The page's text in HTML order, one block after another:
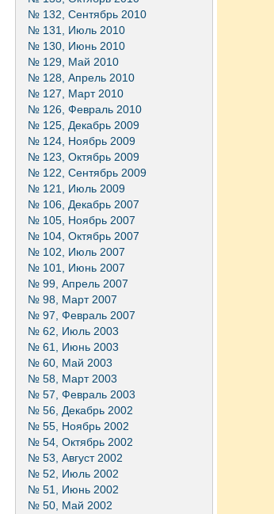
№ 132, Сентябрь 2010
№ 131, Июль 2010
№ 130, Июнь 2010
№ 129, Май 2010
№ 128, Апрель 2010
№ 127, Март 2010
№ 126, Февраль 2010
№ 125, Декабрь 2009
№ 124, Ноябрь 2009
№ 123, Октябрь 2009
№ 122, Сентябрь 2009
№ 121, Июль 2009
№ 106, Декабрь 2007
№ 105, Ноябрь 2007
№ 104, Октябрь 2007
№ 102, Июль 2007
№ 101, Июнь 2007
№ 99, Апрель 2007
№ 98, Март 2007
№ 97, Февраль 2007
№ 62, Июль 2003
№ 61, Июнь 2003
№ 60, Май 2003
№ 58, Март 2003
№ 57, Февраль 2003
№ 56, Декабрь 2002
№ 55, Ноябрь 2002
№ 54, Октябрь 2002
№ 53, Август 2002
№ 52, Июль 2002
№ 51, Июнь 2002
№ 50, Май 2002